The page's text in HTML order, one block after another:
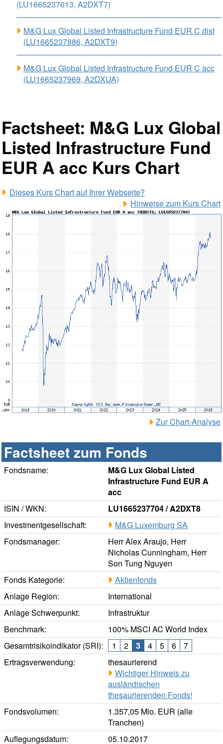
(LU1665237613, A2DXT7)
M&G Lux Global Listed Infrastructure Fund EUR C dist
(LU1665237886, A2DXT9)
M&G Lux Global Listed Infrastructure Fund EUR C acc
(LU1665237969, A2DXUA)
Factsheet: M&G Lux Global
Listed Infrastructure Fund
EUR A acc Kurs Chart
Dieses Kurs Chart auf Ihrer Webseite?
Hinweise zum Kurs Chart
Zur Chart-Analyse
Factsheet zum Fonds
Fondsname:
M&G Lux Global Listed
Infrastructure Fund EUR A
acc
ISIN / WKN:
LU1665237704 / A2DXT8
Investmentgesellschaft:
M&G Luxemburg SA
Fondsmanager:
Herr Alex Araujo, Herr
Nicholas Cunningham, Herr
Son Tung Nguyen
Fonds Kategorie:
Aktienfonds
Anlage Region:
International
Anlage Schwerpunkt:
Infrastruktur
Benchmark:
100% MSCI AC World Index
Gesamtrisikoindikator (SRI):
1 2 3 4 5 6
7
Ertragsverwendung:
thesaurierend
Wichtiger Hinweis zu
ausländischen
thesaurierenden Fonds!
Fondsvolumen:
1.357,05 Mio. EUR (alle
Tranchen)
Auflegungsdatum:
05.10.2017